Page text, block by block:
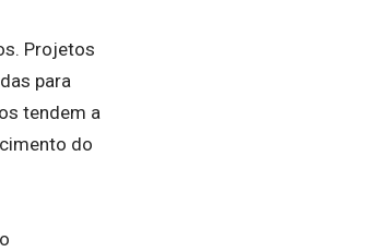
Projetos
para
tendem a
do